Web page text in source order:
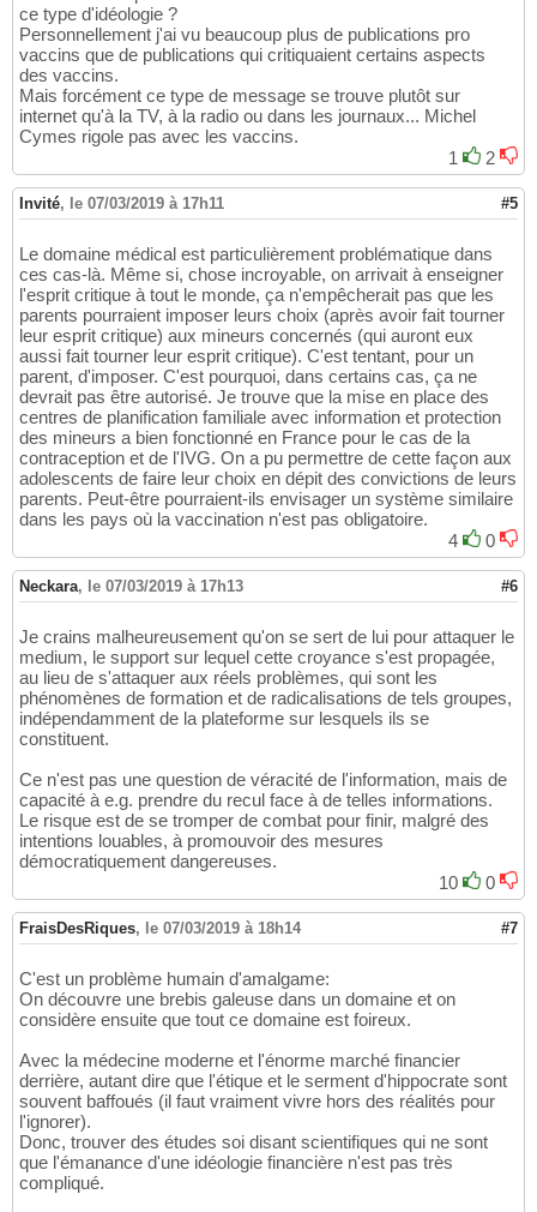
ce type d'idéologie ?
Personnellement j'ai vu beaucoup plus de publications pro
vaccins que de publications qui critiquaient certains aspects
des vaccins.
Mais forcément ce type de message se trouve plutôt sur
internet qu'à la TV, à la radio ou dans les journaux... Michel
Cymes rigole pas avec les vaccins.
1
2
Invité, le 07/03/2019 à 17h11 #5
Le domaine médical est particulièrement problématique dans
ces cas-là. Même si, chose incroyable, on arrivait à enseigner
l'esprit critique à tout le monde, ça n'empêcherait pas que les
parents pourraient imposer leurs choix (après avoir fait tourner
leur esprit critique) aux mineurs concernés (qui auront eux
aussi fait tourner leur esprit critique). C'est tentant, pour un
parent, d'imposer. C'est pourquoi, dans certains cas, ça ne
devrait pas être autorisé. Je trouve que la mise en place des
centres de planification familiale avec information et protection
des mineurs a bien fonctionné en France pour le cas de la
contraception et de l'IVG. On a pu permettre de cette façon aux
adolescents de faire leur choix en dépit des convictions de leurs
parents. Peut-être pourraient-ils envisager un système similaire
dans les pays où la vaccination n'est pas obligatoire.
4
0
Neckara, le 07/03/2019 à 17h13 #6
Je crains malheureusement qu'on se sert de lui pour attaquer le
medium, le support sur lequel cette croyance s'est propagée,
au lieu de s'attaquer aux réels problèmes, qui sont les
phénomènes de formation et de radicalisations de tels groupes,
indépendamment de la plateforme sur lesquels ils se
constituent.
Ce n'est pas une question de véracité de l'information, mais de
capacité à e.g. prendre du recul face à de telles informations.
Le risque est de se tromper de combat pour finir, malgré des
intentions louables, à promouvoir des mesures
démocratiquement dangereuses.
10
0
FraisDesRiques, le 07/03/2019 à 18h14 #7
C'est un problème humain d'amalgame:
On découvre une brebis galeuse dans un domaine et on
considère ensuite que tout ce domaine est foireux.
Avec la médecine moderne et l'énorme marché financier
derrière, autant dire que l'étique et le serment d'hippocrate sont
souvent baffoués (il faut vraiment vivre hors des réalités pour
l'ignorer).
Donc, trouver des études soi disant scientifiques qui ne sont
que l'émanance d'une idéologie financière n'est pas très
compliqué.